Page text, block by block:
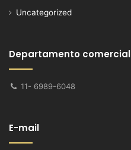
Uncategorized
Departamento comercial
11- 6989-6048
E-mail